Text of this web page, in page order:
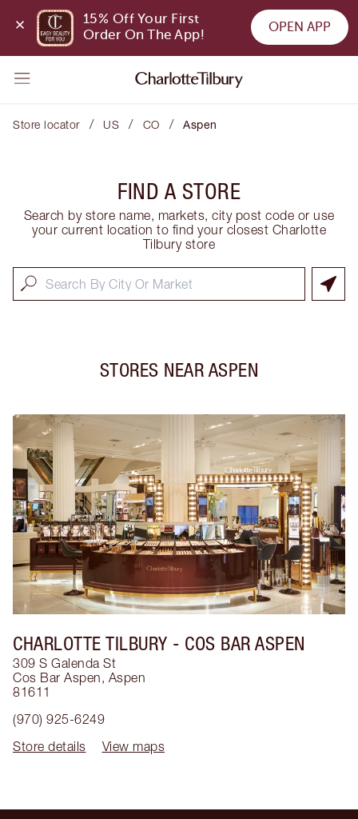
15% Off Your First
Order On The App!
OPEN APP
Store locator / US / CO / Aspen
FIND A STORE
Search by store name, markets, city post code or use
your current location to find your closest Charlotte
Tilbury store
STORES NEAR ASPEN
CHARLOTTE TILBURY - COS BAR ASPEN
309 S Galenda St
Cos Bar Aspen, Aspen
81611
(970) 925-6249
Store details
View maps